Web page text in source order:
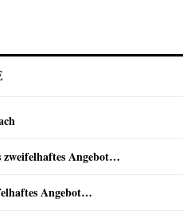
zweifelhaftes Angebot…
Angebot…